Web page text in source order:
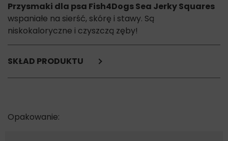
Przysmaki dla psa Fish4Dogs Sea Jerky Squares
wspaniałe na sierść, skórę i stawy. Są
niskokaloryczne i czyszczą zęby!
SKŁAD PRODUKTU
białko 79%